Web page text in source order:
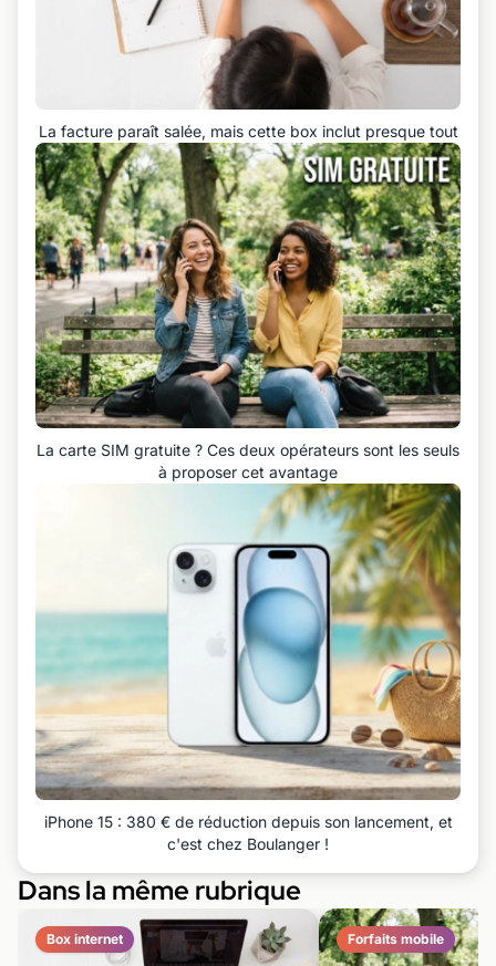
La facture paraît salée, mais cette box inclut presque tout
La carte SIM gratuite ? Ces deux opérateurs sont les seuls
à proposer cet avantage
iPhone 15 : 380 € de réduction depuis son lancement, et
c'est chez Boulanger !
Dans la même rubrique
Box internet Forfaits mobile